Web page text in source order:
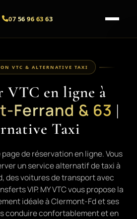
07 56 96 63 63
VTC & ALTERNATIVE TAXI
VTC en ligne à
Ferrand & 63 |
Taxi
de réservation en ligne. Vous
un service alternatif de taxi à
des voitures de transport avec
VIP. MY VTC vous propose la
idéale à Clermont-Fd et ses
conduire confortablement et en